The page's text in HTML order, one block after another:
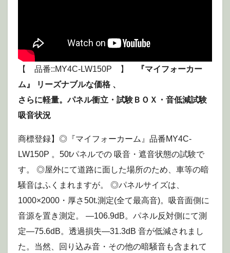
【 品番::MY4C-LW150P 】
『マイフォーカー
ム』 リーズナブルな価格 、
さらに軽量。パネル衝立・試験ＢＯＸ・音低減試験
吸音状況
商標登録】◎『マイフォーカーム』品番MY4C-
LW150P 。50tパネルでの 吸音・遮音状態の試験で
す。 ◎屋外にて道路に面した場所のため、車等の暗
騒音はふくまれますが。 ◎パネルサイズは、
1000×2000・厚さ50t.測定(全て最高音)。吸音面側に
音源を置き測定。 —106.9dB。パネル反対側にて測
定—75.6dB。透過損失—31.3dB 音が低減されまし
た。当然、回り込み音・その他の暗騒音も含まれて